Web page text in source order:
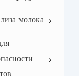
молока